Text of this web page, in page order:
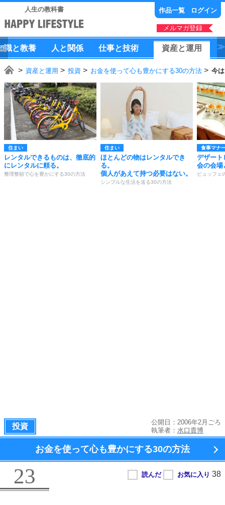
人生の教科書 作品一覧 ログイン
メルマガ登録
識と教養 人 と 関係 仕事と技術 資産と運用
資産と運用 投資 お金を使って心も豊かにする30の方法 今
住まい
レンタルできるものは、徹底的
にレンタルに頼る。
整理整頓で心を豊かにする30の方法
住まい
ほとんどの物はレンタルでき
る。
個人があえて持つ必要はない。
シンプルな生活を送る30の方法
食事マナ
デザート
会の会場
ビュッフェ
投資
公開日：2006年2月ごろ
執筆者： 水口貴博
お金を使って心も豊かにする30の方法
23